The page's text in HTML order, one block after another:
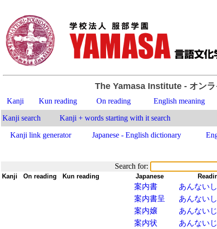
The Yamasa Institute- オンラ
Kanji Kun reading On reading English meaning
Kanji search Kanji + words starting with it search
Kanji link generator Japanese - English dictionary
Search for:
Kanji On reading Kun reading Japanese
案内書
あんない
案内書呈
あんない
案内嬢
あんない
案内状
あんない